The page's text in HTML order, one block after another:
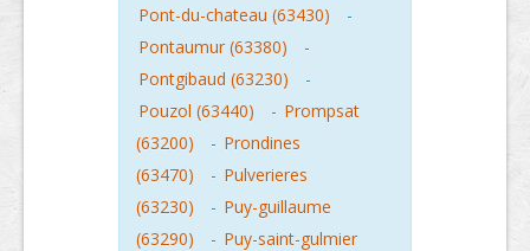
Pont-du-chateau (63430)
-
Pontaumur (63380)
-
Pontgibaud (63230)
-
Pouzol (63440)
- Prompsat
(63200)
- Prondines
(63470)
- Pulverieres
(63230)
- Puy-guillaume
(63290)
- Puy-saint-gulmier